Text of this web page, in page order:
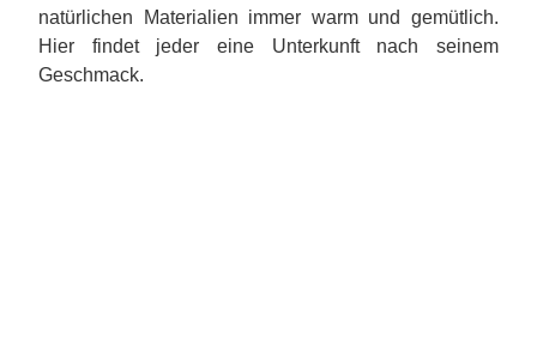
natürlichen Materialien immer warm und gemütlich.
Hier findet jeder eine Unterkunft nach seinem
Geschmack.